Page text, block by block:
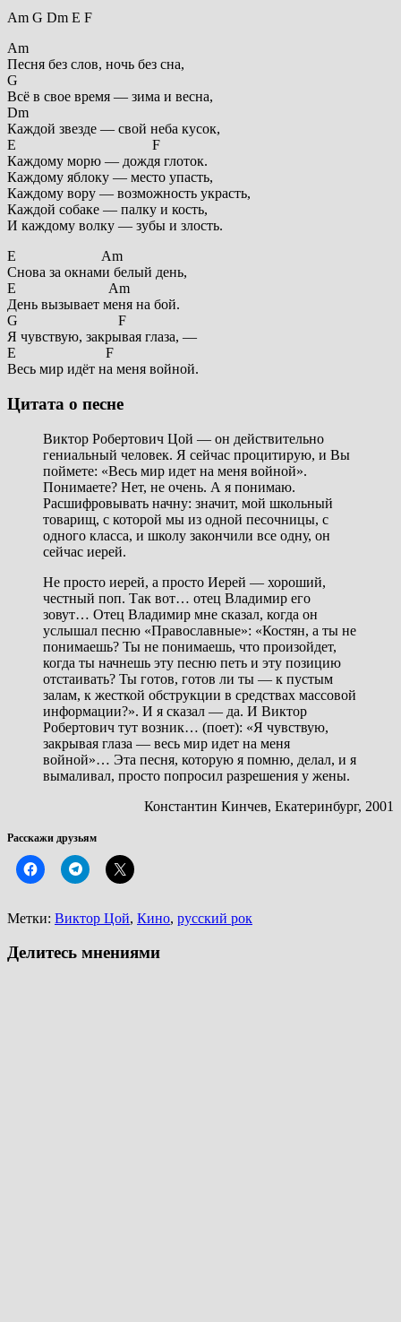
Am G Dm E F
Am
Песня без слов, ночь без сна,
G
Всё в свое время — зима и весна,
Dm
Каждой звезде — свой неба кусок,
E F
Каждому морю — дождя глоток.
Каждому яблоку — место упасть,
Каждому вору — возможность украсть,
Каждой собаке — палку и кость,
И каждому волку — зубы и злость.
E Am
Снова за окнами белый день,
E Am
День вызывает меня на бой.
G F
Я чувствую, закрывая глаза, —
E F
Весь мир идёт на меня войной.
Цитата о песне
Виктор Робертович Цой — он действительно
гениальный человек. Я сейчас процитирую, и Вы
поймете: «Весь мир идет на меня войной».
Понимаете? Нет, не очень. А я понимаю.
Расшифровывать начну: значит, мой школьный
товарищ, с которой мы из одной песочницы, с
одного класса, и школу закончили все одну, он
сейчас иерей.
Не просто иерей, а просто Иерей — хороший,
честный поп. Так вот… отец Владимир его
зовут… Отец Владимир мне сказал, когда он
услышал песню «Православные»: «Костян, а ты не
понимаешь? Ты не понимаешь, что произойдет,
когда ты начнешь эту песню петь и эту позицию
отстаивать? Ты готов, готов ли ты — к пустым
залам, к жесткой обструкции в средствах массовой
информации?». И я сказал — да. И Виктор
Робертович тут возник… (поет): «Я чувствую,
закрывая глаза — весь мир идет на меня
войной»… Эта песня, которую я помню, делал, и я
вымаливал, просто попросил разрешения у жены.
Константин Кинчев, Екатеринбург, 2001
Расскажи друзьям
Метки: Виктор Цой, Кино, русский рок
Делитесь мнениями